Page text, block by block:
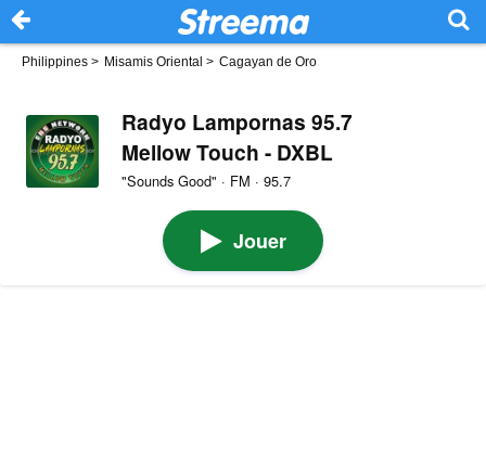
Philippines > Misamis Oriental > Cagayan de Oro
Radyo Lampornas 95.7
Mellow Touch - DXBL
"Sounds Good" · FM · 95.7
Jouer